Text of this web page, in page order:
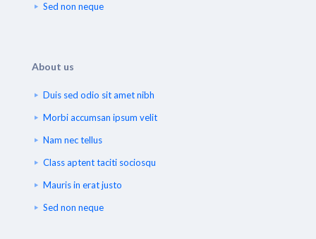
Sed non neque
About us
Duis sed odio sit amet nibh
Morbi accumsan ipsum velit
Nam nec tellus
Class aptent taciti sociosqu
Mauris in erat justo
Sed non neque